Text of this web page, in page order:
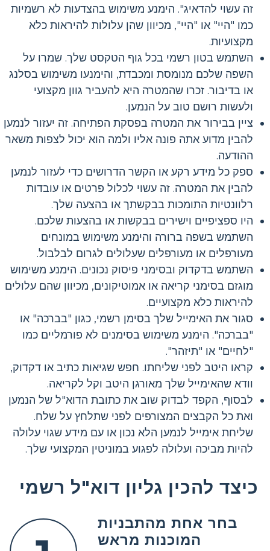
זה עשוי להדאיג". הימנע משימוש בהצדעות לא רשמיות
כמו "היי" או "היי", מכיוון שהן עלולות להיראות כלא
מקצועיות.
השתמש בטון רשמי בכל גוף הטקסט שלך. שמרו על
השפה שלכם מנומסת ומכבדת, והימנעו משימוש בסלנג
או בדיבור. זכרו שהמטרה היא להעביר גוון מקצועי
ולעשות רושם טוב על הנמען.
ציין בבירור את המטרה בפסקת הפתיחה. זה יעזור לנמען
להבין מדוע אתה פונה אליו ולמה הוא יכול לצפות משאר
ההודעה.
ספק כל מידע רקע או הקשר הדרושים כדי לעזור לנמען
להבין את המטרה. זה עשוי לכלול פרטים או עובדות
רלוונטיות התומכות בבקשתך או בהצעה שלך.
היו ספציפיים וישירים בבקשות או בהצעות שלכם.
השתמש בשפה ברורה והימנע משימוש במונחים
מעורפלים או מעורפלים שעלולים לגרום לבלבול.
השתמש בדקדוק ובסימני פיסוק נכונים. הימנע משימוש
מוגזם בסימני קריאה או אמוטיקונים, מכיוון שהם עלולים
להיראות כלא מקצועיים.
סגור את האימייל שלך בסימן רשמי, כגון "בברכה" או
"בברכה". הימנע משימוש בסימנים לא פורמליים כמו
"לחיים" או "תיזהר".
קראו היטב לפני שליחתו. חפש שגיאות כתיב או דקדוק,
וודא שהאימייל שלך מאורגן היטב וקל לקריאה.
לבסוף, הקפד לבדוק שוב את כתובת הדוא"ל של הנמען
ואת כל הקבצים המצורפים לפני שתלחץ על שלח.
שליחת אימייל לנמען הלא נכון או עם מידע שגוי עלולה
להיות מביכה ועלולה לפגוע במוניטין המקצועי שלך.
כיצד להכין גליון דוא"ל רשמי
בחר אחת מהתבניות
המוכנות מראש